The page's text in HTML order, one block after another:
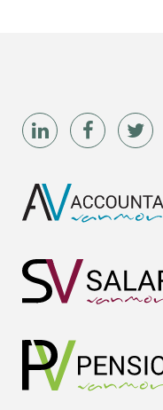
Daan van Antwerpen